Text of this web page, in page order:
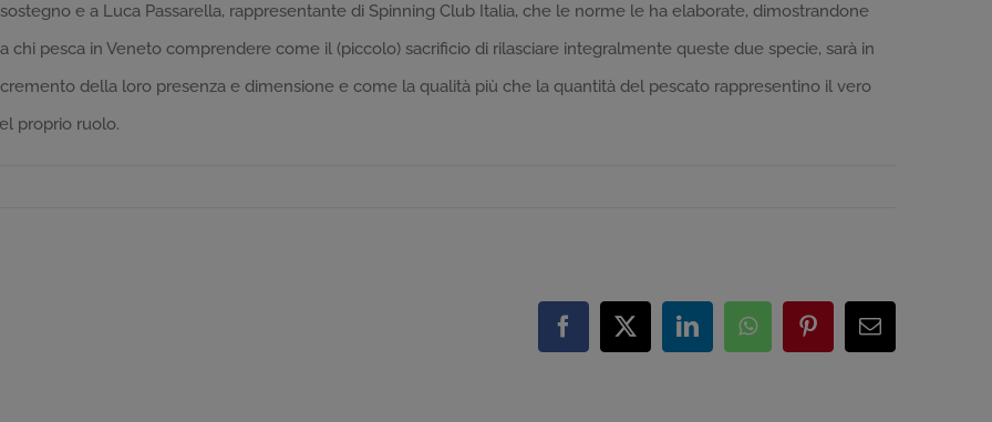
e a Luca Passarella, rappresentante di Spinning Club Italia, che le norme le ha elaborate, dimostrandone
chi pesca in Veneto comprendere come il (piccolo) sacrificio di rilasciare integralmente queste due specie, sarà in
della loro presenza e dimensione e come la qualità più che la quantità del pescato rappresentino il vero
proprio ruolo.
Facebook
X LinkedInWhatsAppPinterestEmail